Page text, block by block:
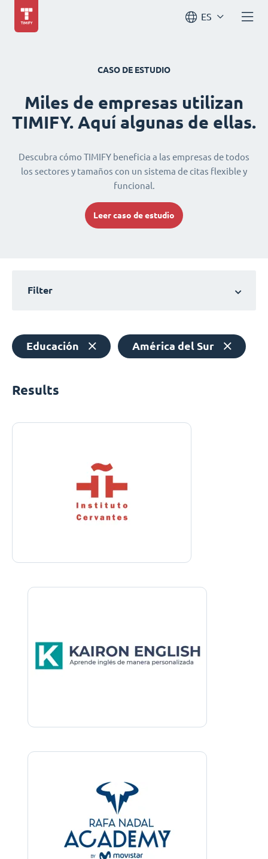
ES
CASO DE ESTUDIO
Miles de empresas utilizan
TIMIFY. Aquí algunas de ellas.
Descubra cómo TIMIFY beneficia a las empresas de todos
los sectores y tamaños con un sistema de citas flexible y
funcional.
Leer caso de estudio
Filter
Educación América del Sur
Results